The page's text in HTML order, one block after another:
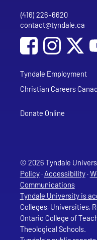
Phone
(416) 226-6620
Email address
contact@tyndale.ca
Social Media
Follow Tyndale
Follow
Tyndale Employment
Christian Careers
Donate Online
© 2026 Tyndale
Policy·Accessibility·
Communications
Tyndale University is
Colleges, Universities,
Ontario College of
Theological Schools.